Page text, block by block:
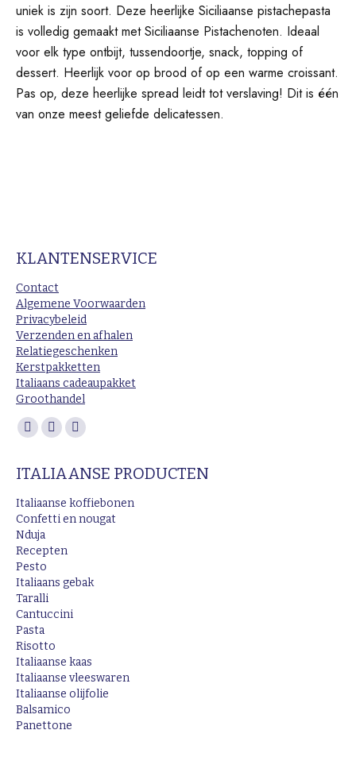
uniek is zijn soort. Deze heerlijke Siciliaanse pistachepasta
is volledig gemaakt met Siciliaanse Pistachenoten. Ideaal
voor elk type ontbijt, tussendoortje, snack, topping of
dessert. Heerlijk voor op brood of op een warme croissant.
Pas op, deze heerlijke spread leidt tot verslaving! Dit is één
van onze meest geliefde delicatessen.
KLANTENSERVICE
Contact
Algemene Voorwaarden
Privacybeleid
Verzenden en afhalen
Relatiegeschenken
Kerstpakketten
Italiaans cadeaupakket
Groothandel
Vind ons op:
Facebook
opens
in
new
window
Instagram
opens
in
new
Mail
opens
in
new
ITALIAANSE PRODUCTEN
Italiaanse koffiebonen
Confetti en nougat
Nduja
Recepten
Pesto
Italiaans gebak
Taralli
Cantuccini
Pasta
Risotto
Italiaanse kaas
Italiaanse vleeswaren
Italiaanse olijfolie
Balsamico
Panettone